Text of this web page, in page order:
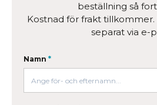
beställning så
Kostnad för frakt tillkommer.
separat via e-
Namn *